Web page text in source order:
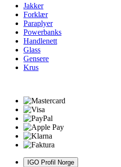
Jakker
Forklær
Paraplyer
Powerbanks
Handlenett
Glass
Gensere
Krus
IGO Profil Norge